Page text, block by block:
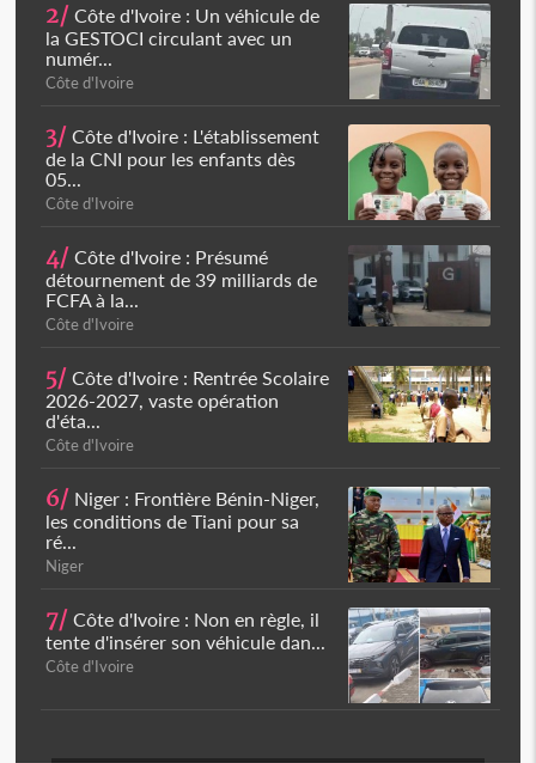
2/ Côte d'Ivoire : Un véhicule de
la GESTOCI circulant avec un
numér...
Côte d'Ivoire
3/ Côte d'Ivoire : L'établissement
de la CNI pour les enfants dès
05...
Côte d'Ivoire
4/ Côte d'Ivoire : Présumé
détournement de 39 milliards de
FCFA à la...
Côte d'Ivoire
5/ Côte d'Ivoire : Rentrée Scolaire
2026-2027, vaste opération
d'éta...
Côte d'Ivoire
6/ Niger : Frontière Bénin-Niger,
les conditions de Tiani pour sa
ré...
Niger
7/ Côte d'Ivoire : Non en règle, il
tente d'insérer son véhicule dan...
Côte d'Ivoire